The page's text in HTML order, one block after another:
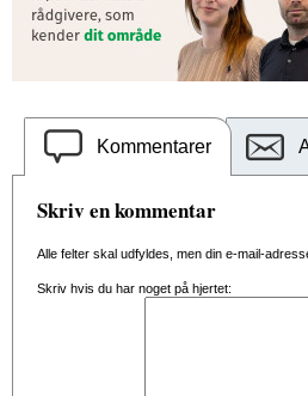
Kommentarer
Skriv en kommentar
Alle felter skal udfyldes, men din e-mail-
Skriv hvis du har noget på hjertet: